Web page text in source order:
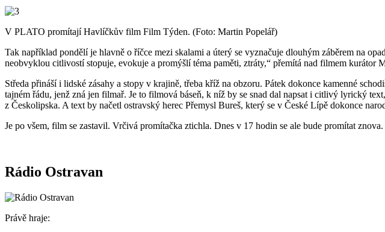
V PLATO promítají Havlíčkův film Film Týden. (Foto: Martin Popelář)
Tak například pondělí je hlavně o říčce mezi skalami a úterý se vyznačuje dlouhým záběrem na
neobvyklou citlivostí stopuje, evokuje a promýšlí téma paměti, ztráty,“ přemítá nad filmem kurátor
Středa přináší i lidské zásahy a stopy v krajině, třeba kříž na obzoru. Pátek dokonce kamenné
tajném řádu, jenž zná jen filmař. Je to filmová báseň, k níž by se snad dal napsat i citlivý lyrický
z Českolipska. A text by načetl ostravský herec Přemysl Bureš, který se v České Lípě dokonce
Je po všem, film se zastavil. Vrčivá promítačka ztichla. Dnes v 17 hodin se ale bude promítat
Rádio Ostravan
Právě hraje: